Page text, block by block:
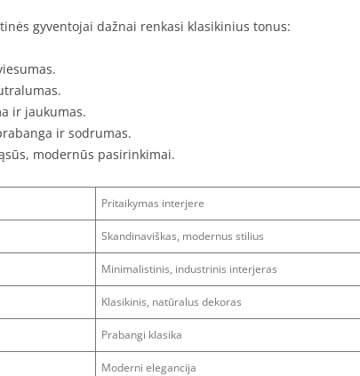
gyventojai dažnai renkasi klasikinius tonus:
ir jaukumas.
ir sodrumas.
modernūs pasirinkimai.
Pritaikymas interjere
Skandinaviškas, modernus stilius
Minimalistinis, industrinis interjeras
Klasikinis, natūralus dekoras
Prabangi klasika
Moderni elegancija